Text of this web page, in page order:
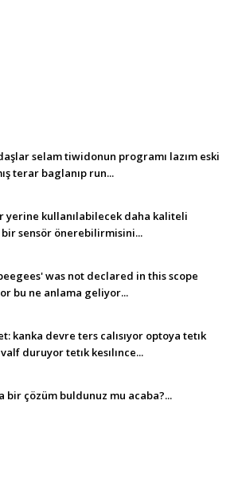
selam tiwidonun programı lazım eski
terar baglanıp run...
yerine kullanılabilecek daha kaliteli
sensör önerebilirmisini...
was not declared in this scope
bu ne anlama geliyor...
kanka devre ters calısıyor optoya tetık
duruyor tetık kesılınce...
bir çözüm buldunuz mu acaba?...